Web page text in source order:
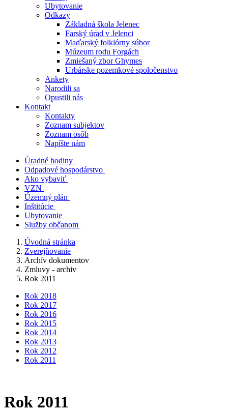
Ubytovanie
Odkazy
Základná škola Jelenec
Farský úrad v Jelenci
Maďarský folklórny súbor
Múzeum rodu Forgách
Zmiešaný zbor Ghymes
Urbárske pozemkové spoločenstvo
Ankety
Narodili sa
Opustili nás
Kontakt
Kontakty
Zoznam subjektov
Zoznam osôb
Napíšte nám
Úradné hodiny
Odpadové hospodárstvo
Ako vybaviť
VZN
Územný plán
Inštitúcie
Ubytovanie
Služby občanom
Úvodná stránka
Zverejňovanie
Archív dokumentov
Zmluvy - archiv
Rok 2011
Rok 2018
Rok 2017
Rok 2016
Rok 2015
Rok 2014
Rok 2013
Rok 2012
Rok 2011
Rok 2011